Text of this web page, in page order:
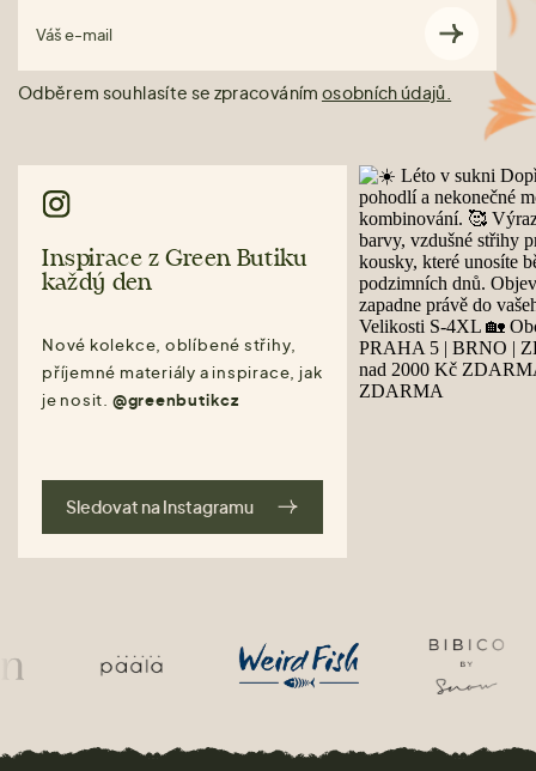
Váš e-mail
Odběrem souhlasíte se zpracováním osobních údajů.
Inspirace z Green Butiku
každý den
Nové kolekce, oblíbené střihy,
příjemné materiály a inspirace, jak
je nosit. @greenbutikcz
Sledovat na Instagramu